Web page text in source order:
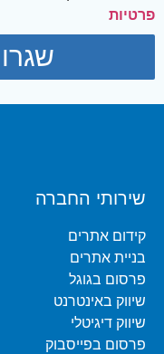
פרטיות
שירותי החברה
קידום אתרים
בניית אתרים
פרסום בגוגל
שיווק באינטרנט
שיווק דיגיטלי
פרסום בפייסבוק